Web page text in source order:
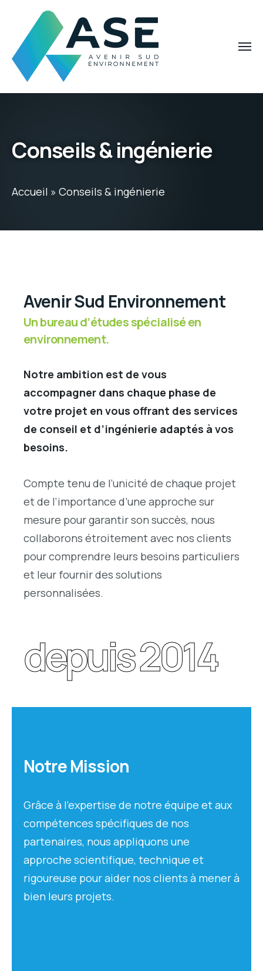
Conseils & ingénierie
Accueil » Conseils & ingénierie
Avenir Sud Environnement
Un bureau d’études spécialisé en
environnement.
Notre ambition est de vous
accompagner dans chaque phase de
votre projet en vous offrant des services
de conseil et d’ingénierie adaptés à vos
besoins.
Compte tenu de l’unicité de chaque projet
et de l’importance d’une approche sur
mesure pour garantir son succès, nous
collaborons étroitement avec nos clients
pour comprendre leurs besoins particuliers
et leur fournir des solutions
personnalisées.
depuis 2014
Notre Mission
Grâce à l’expertise de notre équipe et aux
compétences spécifiques de nos
partenaires, nous appliquons une
approche scientifique, technique et
rigoureuse pour aider nos clients à mener à
bien leurs projets.